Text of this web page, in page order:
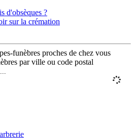
d'obsèques ?
sur la crémation
funèbres proches de chez vous
par ville ou code postal